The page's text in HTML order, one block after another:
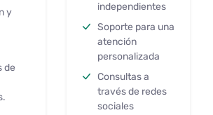
y
de
independientes
Soporte para una
atención
personalizada
Consultas a
través de redes
sociales